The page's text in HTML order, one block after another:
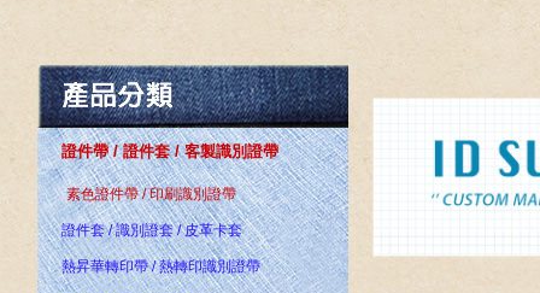
證件帶 / 證件套 / 客製識別證帶
素色證件帶 / 印刷識別證帶
證件套 / 識別證套 / 皮革卡套
熱昇華轉印帶 / 熱轉印識別證帶